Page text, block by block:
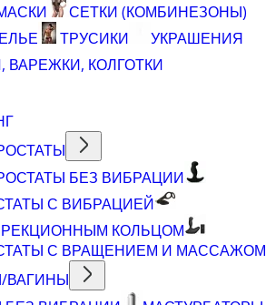
СЕТКИ (КОМБИНЕЗОНЫ)
ТРУСИКИ
УКРАШЕНИЯ
ВАРЕЖКИ, КОЛГОТКИ
БЕЗ ВИБРАЦИИ
С ВИБРАЦИЕЙ
КОЛЬЦОМ
С ВРАЩЕНИЕМ И МАССАЖОМ
ВАГИНЫ